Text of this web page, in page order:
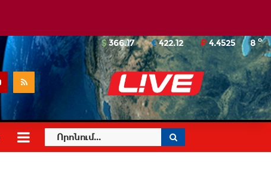
8o
366.17 422.12 4.4525